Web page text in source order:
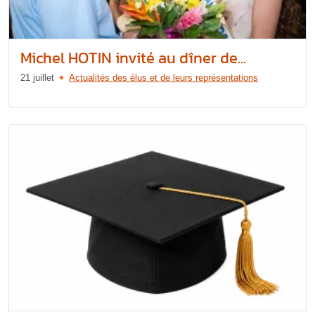
Michel HOTIN invité au dîner de...
21 juillet Actualités des élus et de leurs représentations